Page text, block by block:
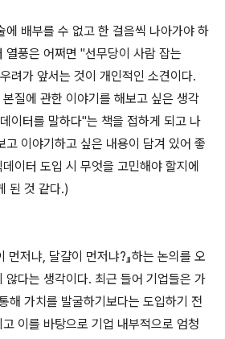
에 배부를 수 없고 한 걸음씩 나아가야 하
열풍은 어쩌면 "선무당이 사람 잡는
려가 앞서는 것이 개인적인 소견이다.
질에 관한 이야기를 해보고 싶은 생각
이터를 말하다"는 책을 접하게 되고 나
고 이야기하고 싶은 내용이 담겨 있어 좋
이터 도입 시 무엇을 고민해야 할지에
된 것 같다.)
먼저냐, 달걀이 먼저냐?』하는 논의를 오
않다는 생각이다. 최근 들어 기업들은 가
해 가치를 발굴하기보다는 도입하기 전
이를 바탕으로 기업 내부적으로 엄청